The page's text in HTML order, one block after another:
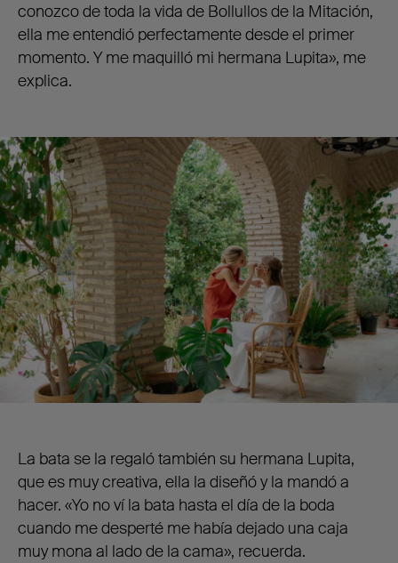
conozco de toda la vida de Bollullos de la Mitación,
ella me entendió perfectamente desde el primer
momento. Y me maquilló mi hermana Lupita», me
explica.
La bata se la regaló también su hermana Lupita,
que es muy creativa, ella la diseñó y la mandó a
hacer. «Yo no ví la bata hasta el día de la boda
cuando me desperté me había dejado una caja
muy mona al lado de la cama», recuerda.